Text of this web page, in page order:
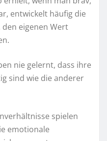
entwickelt häufig die
eigenen Wert
nie gelernt, dass ihre
sind wie die anderer
spielen
emotionale